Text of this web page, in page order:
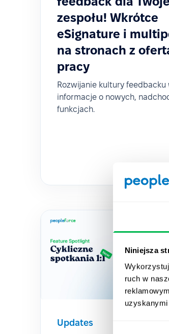
Niniejsza
ruch w
zespołu! Wkrótce
eSignature i
na stronach z
pracy
Rozwijanie kultury feedbacku
informacje o nowych,
funkcjach.
Updates